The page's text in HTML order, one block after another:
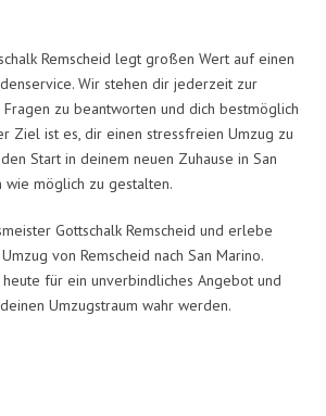
Remscheid legt großen Wert auf einen
Wir stehen dir jederzeit zur
zu beantworten und dich bestmöglich
Ziel ist es, dir einen stressfreien Umzug zu
Start in deinem neuen Zuhause in San
wie möglich zu gestalten.
Gottschalk Remscheid und erlebe
von Remscheid nach San Marino.
heute für ein unverbindliches Angebot und
Umzugstraum wahr werden.